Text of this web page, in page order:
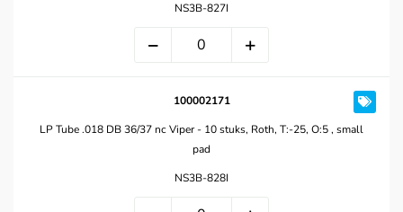
NS3B-827I
100002171
LP Tube .018 DB 36/37 nc Viper - 10 stuks, Roth, T:-25, O:5 , small
pad
NS3B-828I